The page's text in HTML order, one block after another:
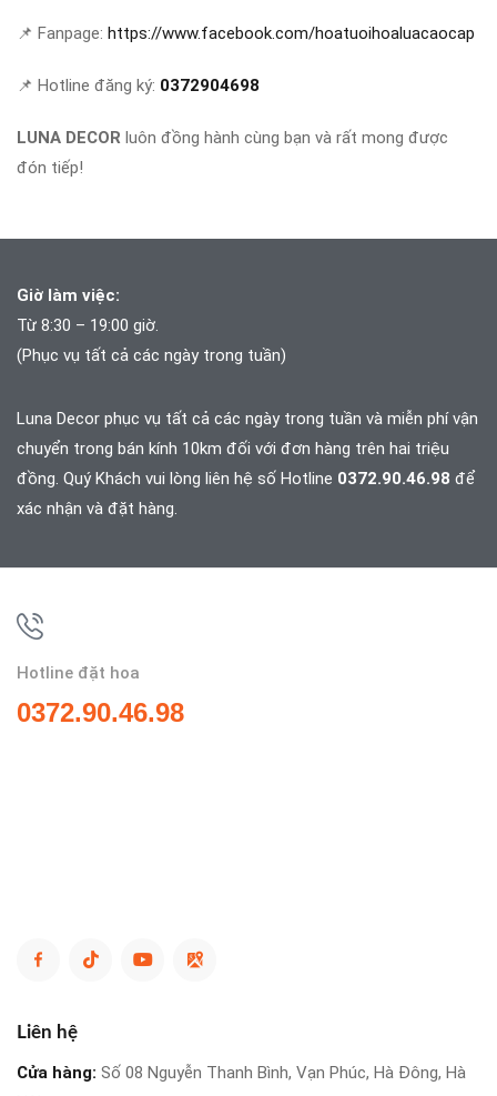
📌 Fanpage: https://www.facebook.com/hoatuoihoaluacaocap
📌 Hotline đăng ký: 0372904698
LUNA DECOR luôn đồng hành cùng bạn và rất mong được
đón tiếp!
Giờ làm việc:
Từ 8:30 – 19:00 giờ.
(Phục vụ tất cả các ngày trong tuần)
Luna Decor phục vụ tất cả các ngày trong tuần và miễn phí vận
chuyển trong bán kính 10km đối với đơn hàng trên hai triệu
đồng. Quý Khách vui lòng liên hệ số Hotline 0372.90.46.98 để
xác nhận và đặt hàng.
Hotline đặt hoa
0372.90.46.98
Liên hệ
Cửa hàng: Số 08 Nguyễn Thanh Bình, Vạn Phúc, Hà Đông, Hà